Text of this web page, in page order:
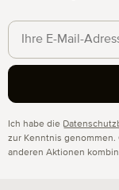
Ich habe die
zur Kenntnis
anderen Aktionen